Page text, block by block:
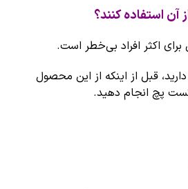
آن استفاده کنند؟
اکثر افراد بی‌خطر است.
قبل از اینکه از این محصول
پچ انجام دهید.